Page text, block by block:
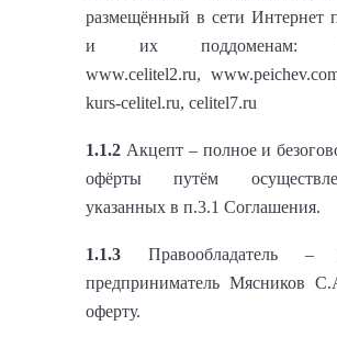
размещённый в сети Интернет
и их поддоменам:
www.celitel2.ru,
kurs-celitel.ru, celitel7.ru
1.1.2 Акцепт – полное и
офёрты путём
указанных в п.3.1 Соглашения.
1.1.3 Правообладатель –
предприниматель Мясников
оферту.